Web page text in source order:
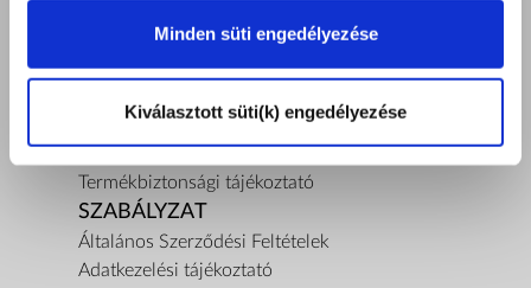
Minden süti engedélyezése
Kiválasztott süti(k) engedélyezése
A ZEPTER GARANCIA
Rólunk
Termékbiztonsági tájékoztató
SZABÁLYZAT
Általános Szerződési Feltételek
Adatkezelési tájékoztató